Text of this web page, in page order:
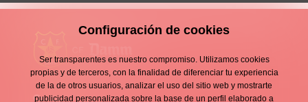
Contacto
Configuración de cookies
Ser transparentes es nuestro compromiso. Utilizamos cookies
propias y de terceros, con la finalidad de diferenciar tu experiencia
de la de otros usuarios, analizar el uso del sitio web y mostrarte
publicidad personalizada sobre la base de un perfil elaborado a